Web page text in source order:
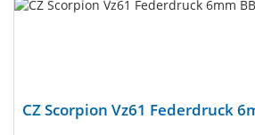
CZ Scorpion Vz61 Federdruck